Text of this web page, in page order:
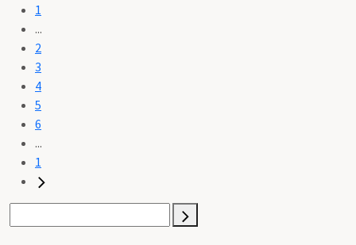
1
...
2
3
4
5
6
...
1